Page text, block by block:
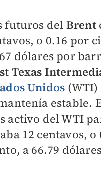
futuros del Brent
o 0.16 por
dólares por
Texas
Unidos
estable.
activo del WTI
12 centavos, o
a 66.79